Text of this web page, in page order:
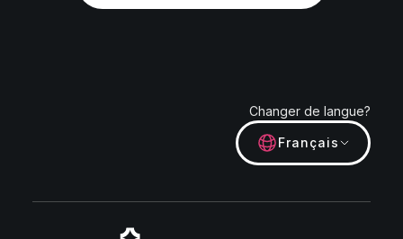
Changer de langue?
Français